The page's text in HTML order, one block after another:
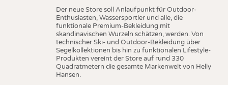
Der neue Store soll Anlaufpunkt für Outdoor-
Enthusiasten, Wassersportler und alle, die
funktionale Premium-Bekleidung mit
skandinavischen Wurzeln schätzen, werden. Von
technischer Ski- und Outdoor-Bekleidung über
Segelkollektionen bis hin zu funktionalen Lifestyle-
Produkten vereint der Store auf rund 330
Quadratmetern die gesamte Markenwelt von Helly
Hansen.